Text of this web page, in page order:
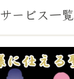
サービス一覧